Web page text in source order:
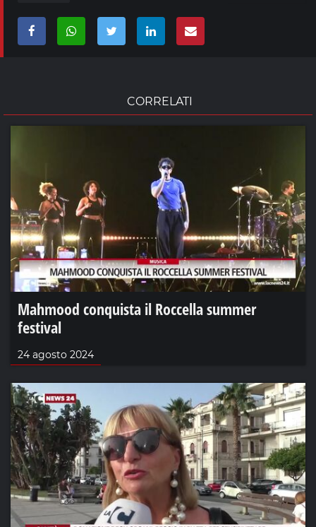
CORRELATI
Mahmood conquista il Roccella summer
festival
24 agosto 2024